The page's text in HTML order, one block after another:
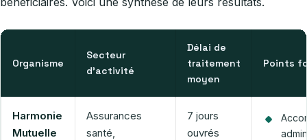
Organisme
Secteur
d’activité
Délai de
traitement
moyen
Points
Harmonie
Mutuelle
Assurances
santé,
7 jours
ouvrés